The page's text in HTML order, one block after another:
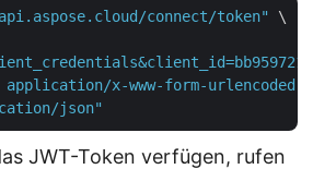
connect/token"
\
x-www-form-urlencoded"
json"
JWT-Token verfügen, rufen